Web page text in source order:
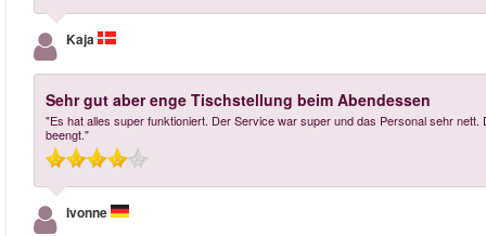
Kaja
Sehr gut aber enge Tischstellung beim Abendessen
"Es hat alles super funktioniert. Der Service war super und das Personal sehr
beengt."
Ivonne